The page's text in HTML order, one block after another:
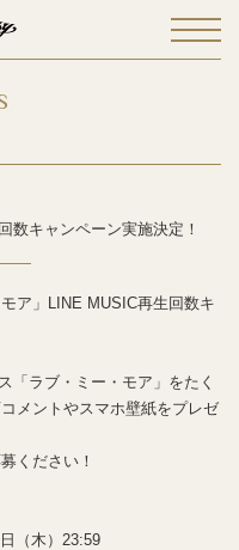
数キャンペーン実施決定！
ア」LINE MUSIC再生回数キ
「ラブ・ミー・モア」をたく
メントやスマホ壁紙をプレゼ
ください！
（木）23:59